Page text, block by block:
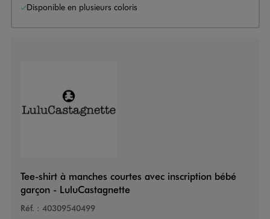
Disponible en plusieurs coloris
Tee-shirt à manches courtes avec inscription bébé
garçon - LuluCastagnette
Réf. : 40309540499